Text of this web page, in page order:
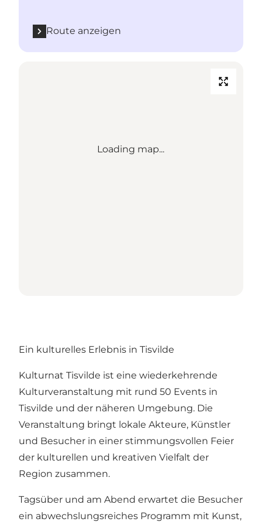
Route anzeigen
Loading map...
Ein kulturelles Erlebnis in Tisvilde
Kulturnat Tisvilde ist eine wiederkehrende
Kulturveranstaltung mit rund 50 Events in
Tisvilde und der näheren Umgebung. Die
Veranstaltung bringt lokale Akteure, Künstler
und Besucher in einer stimmungsvollen Feier
der kulturellen und kreativen Vielfalt der
Region zusammen.
Tagsüber und am Abend erwartet die Besucher
ein abwechslungsreiches Programm mit Kunst,